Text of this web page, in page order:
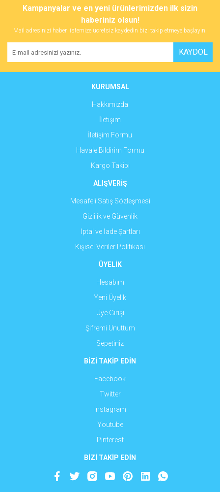
Bu ürüne ilk yorumu siz yapın!
Yorum Yaz
tarafımıza iletebilirsiniz.
Görüş ve önerileriniz için teşekkür ederiz.
Ürün resmi kalitesiz, bozuk veya görüntülenemiyor.
Ürün açıklamasında eksik bilgiler bulunuyor.
Ürün fiyatı diğer sitelerden daha pahalı.
Gönder
Kampanyalar ve en yeni ürünlerimizden ilk sizin
haberiniz olsun!
Mail adresinizi haber listemize ücretsiz kaydedin bizi takip etmeye başlayın.
KAYDOL
KURUMSAL
Hakkımızda
İletişim
İletişim Formu
Havale Bildirim Formu
Kargo Takibi
ALIŞVERİŞ
Mesafeli Satış Sözleşmesi
Gizlilik ve Güvenlik
İptal ve İade Şartları
Kişisel Veriler Politikası
ÜYELİK
Hesabım
Yeni Üyelik
Üye Girişi
Şifremi Unuttum
Sepetiniz
BİZİ TAKİP EDİN
Facebook
Twitter
Instagram
Youtube
Pinterest
BİZİ TAKİP EDİN